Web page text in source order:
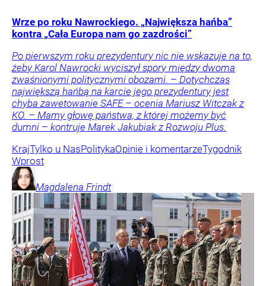
Wrze po roku Nawrockiego. „Największa hańba”
kontra „Cała Europa nam go zazdrości”
Po pierwszym roku prezydentury nic nie wskazuje na to,
żeby Karol Nawrocki wyciszył spory między dwoma
zwaśnionymi politycznymi obozami. – Dotychczas
największą hańbą na karcie jego prezydentury jest
chyba zawetowanie SAFE – ocenia Mariusz Witczak z
KO. – Mamy głowę państwa, z której możemy być
dumni – kontruje Marek Jakubiak z Rozwoju Plus.
KrajTylko u NasPolitykaOpinie i komentarzeTygodnik
Wprost
Magdalena Frindt